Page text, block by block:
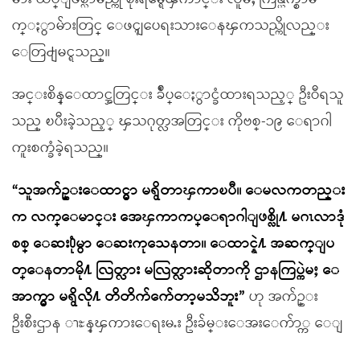
က္ႏွာမ်ားတြင္ ေဖၚျပေရးသားေနၾကသည္ကိုလည္း
ေတြ႕ျမင္ရသည္။
အင္းစိန္ေထာင္အတြင္း ခ်ဳပ္ေႏွာင္ခံထားရသည့္ ဦးဝီရသူ
သည္ ၿပီးခဲ့သည့္ ၾသဂုတ္လအတြင္း ကိုဗစ္-၁၉ ေရာဂါ
ကူးစက္ခံခဲ့ရသည္။
“သူအက်ဥ္းေထာင္မွာ မရွိတာၾကာၿပီ။ ေမလကတည္း
က လက္ေမာင္း အေၾကာကပ္ေရာဂါျဖစ္လို႔ မဂၤလာဒုံ
စစ္ ေဆး႐ုံမွာ ေဆးကုသေနတာ။ ေထာင္နဲ႔ အဆက္ျပ
တ္ေနတာမို႔ လြတ္လား မလြတ္လားဆိုတာကို ဌာနကြပ္ကဲမႈ ေ
အာက္မွာ မရွိလို႔ တိတိက်က်ေတာ့မသိဘူး” ဟု အက်ဥ္း
ဦးစီးဌာန ၫႊန္ၾကားေရးမႉး ဦးခ်မ္းေအးေက်ာ္က ေျ